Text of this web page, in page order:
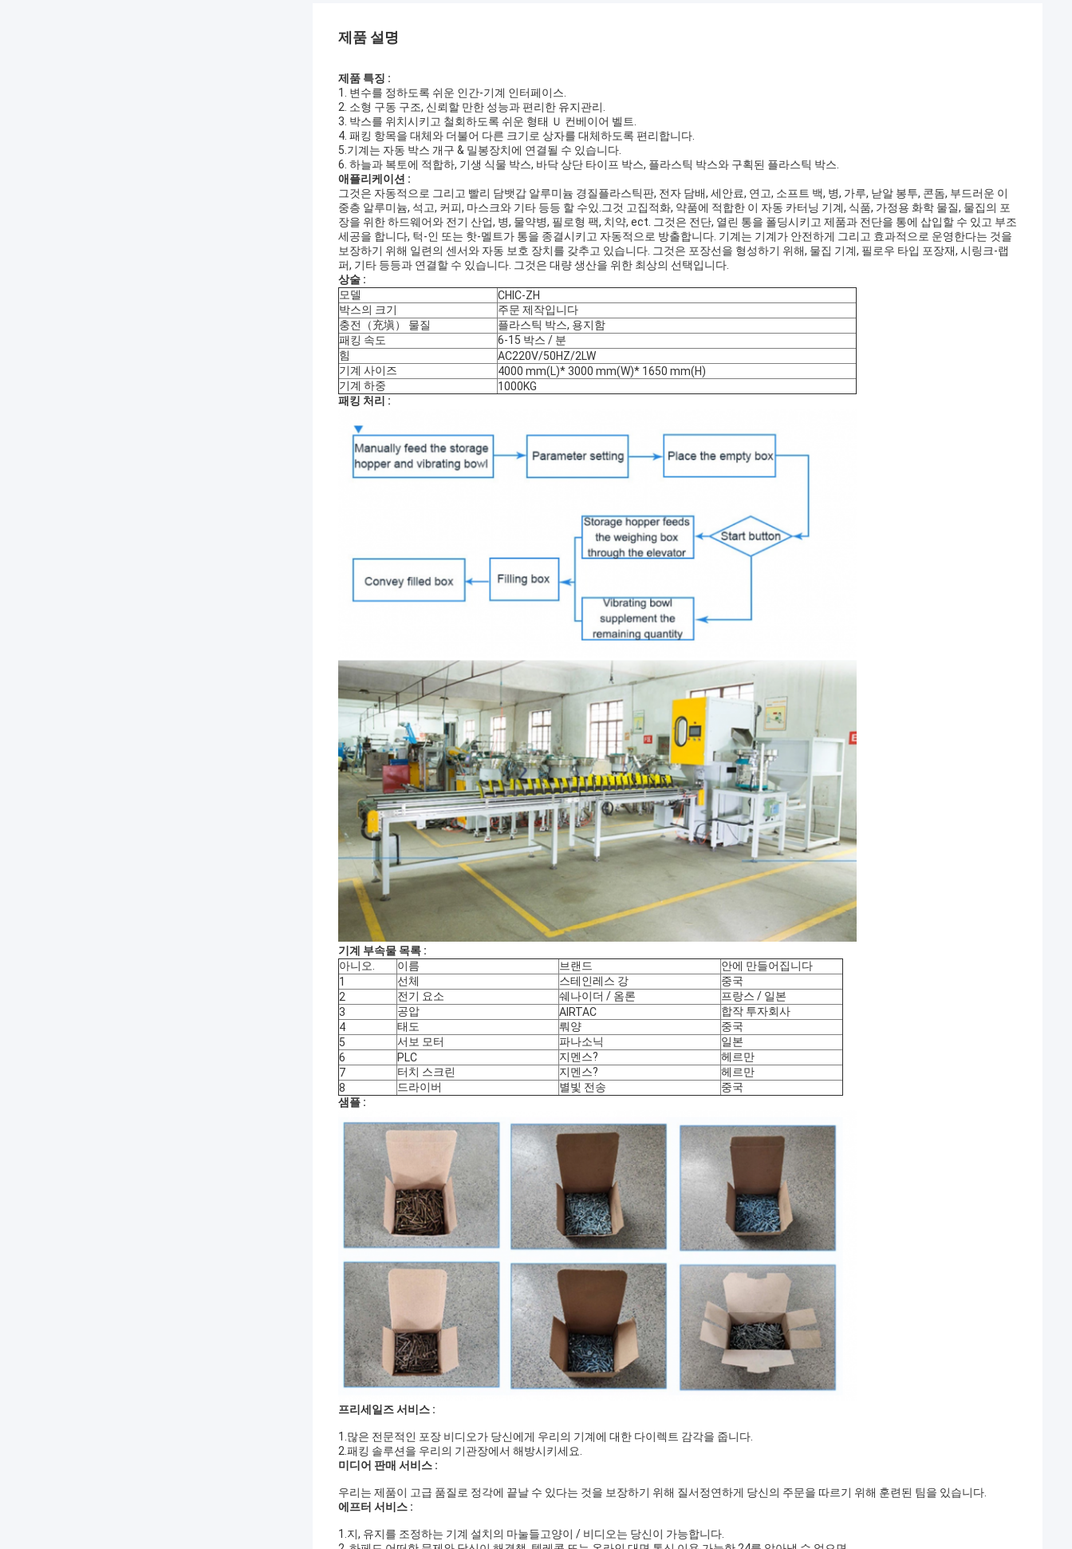
제품 설명
제품 특징 :
1. 변수를 정하도록 쉬운 인간-기계 인터페이스.
2. 소형 구동 구조, 신뢰할 만한 성능과 편리한 유지관리.
3. 박스를 위치시키고 철회하도록 쉬운 형태 Ｕ 컨베이어 벨트.
4. 패킹 항목을 대체와 더불어 다른 크기로 상자를 대체하도록 편리합니다.
5.기계는 자동 박스 개구 & 밀봉장치에 연결될 수 있습니다.
6. 하늘과 복토에 적합하, 기생 식물 박스, 바닥 상단 타이프 박스, 플라스틱 박스와 구획된 플라스틱 박스.
애플리케이션 :
그것은 자동적으로 그리고 빨리 담뱃갑 알루미늄 경질플라스틱판, 전자 담배, 세안료, 연고, 소프트 백, 병, 가루, 낟알 봉투, 콘돔, 부드러운 이
중층 알루미늄, 석고, 커피, 마스크와 기타 등등 할 수있.그것 고집적화, 약품에 적합한 이 자동 카터닝 기계, 식품, 가정용 화학 물질, 물집의 포
장을 위한 하드웨어와 전기 산업, 병, 물약병, 필로형 팩, 치약, ect. 그것은 전단, 열린 통을 폴딩시키고 제품과 전단을 통에 삽입할 수 있고 부조
세공을 합니다, 턱-인 또는 핫-멜트가 통을 종결시키고 자동적으로 방출합니다. 기계는 기계가 안전하게 그리고 효과적으로 운영한다는 것을
보장하기 위해 일련의 센서와 자동 보호 장치를 갖추고 있습니다. 그것은 포장선을 형성하기 위해, 물집 기계, 필로우 타입 포장재, 시링크-랩
퍼, 기타 등등과 연결할 수 있습니다. 그것은 대량 생산을 위한 최상의 선택입니다.
상술 :
모델
CHIC-ZH
박스의 크기
주문 제작입니다
충전（充塡） 물질
플라스틱 박스, 용지함
패킹 속도
6-15 박스 / 분
힘
AC220V/50HZ/2LW
기계 사이즈
4000 mm(L)* 3000 mm(W)* 1650 mm(H)
기계 하중
1000KG
패킹 처리 :
기계 부속물 목록 :
아니오.
이름 브랜드
안에 만들어집니다
1
선체 스테인레스 강
중국
2
전기 요소 쉐나이더 / 옴론
프랑스 / 일본
3
공압 AIRTAC
합작 투자회사
4
태도 뤄양
중국
5
서보 모터 파나소닉
일본
6
PLC 지멘스?
헤르만
7
터치 스크린 지멘스?
헤르만
8
드라이버 별빛 전송
중국
샘플 :
프리세일즈 서비스 :
1.많은 전문적인 포장 비디오가 당신에게 우리의 기계에 대한 다이렉트 감각을 줍니다.
2.패킹 솔루션을 우리의 기관장에서 해방시키세요.
미디어 판매 서비스 :
우리는 제품이 고급 품질로 정각에 끝날 수 있다는 것을 보장하기 위해 질서정연하게 당신의 주문을 따르기 위해 훈련된 팀을 있습니다.
에프터 서비스 :
1.지, 유지를 조정하는 기계 설치의 마눌들고양이 / 비디오는 당신이 가능합니다.